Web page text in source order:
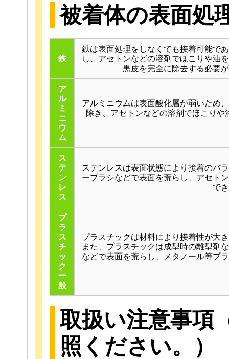
被着体の表面処
鉄
鉄は表面処理をしなくても接着可能で
し、アセトンなどの溶剤でほこりや油
黒皮を完全に除去する必要
ア
ル
ミ
ニ
ウ
ム
アルミニウムは表面酸化層が弱いため
除き、アセトンなどの溶剤でほこり
ス
テ
ン
レ
ス
ステンレスは表面状態により接着のバ
ーブラシなどで表面を荒らし、アセト
で
プ
ラ
ス
チ
ッ
ク
一
般
プラスチックは材料により接着性が大
また、プラスチックは成型時の離型剤
などで表面を荒らし、メタノール等プ
取扱い注意事項
照ください。）